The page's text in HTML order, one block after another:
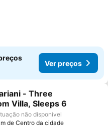
Ver preços
aos favoritos
- Three
Villa, Sleeps 6
não disponível
de Centro da cidade